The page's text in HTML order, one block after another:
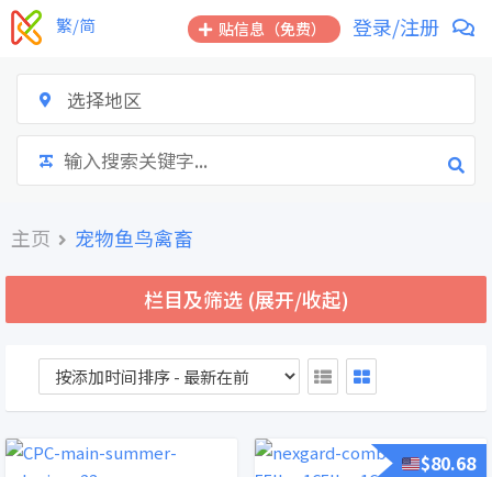
跳
到
贴信息（免费） 登录/注册
繁/简
选择地区
主页 宠物鱼鸟禽畜
栏目及筛选 (展开/收起)
$80.68